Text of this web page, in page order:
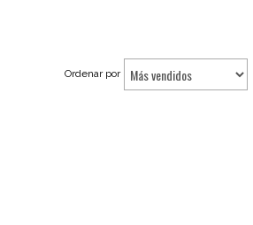
Ordenar por